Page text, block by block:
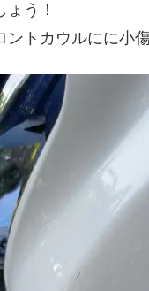
う！
トカウルにに小